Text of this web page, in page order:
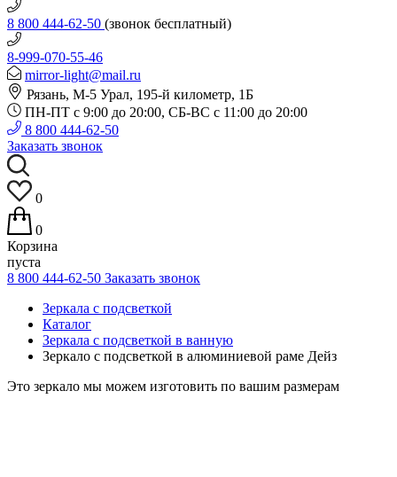
8 800 444-62-50 (звонок бесплатный)
8-999-070-55-46
mirror-light@mail.ru
Рязань, М-5 Урал, 195-й километр, 1Б
ПН-ПТ с 9:00 до 20:00, СБ-ВС с 11:00 до 20:00
8 800 444-62-50
Заказать звонок
0
0
Корзина
пуста
8 800 444-62-50 Заказать звонок
Зеркала с подсветкой
Каталог
Зеркала с подсветкой в ванную
Зеркало с подсветкой в алюминиевой раме Дейз
Это зеркало мы можем изготовить по вашим размерам